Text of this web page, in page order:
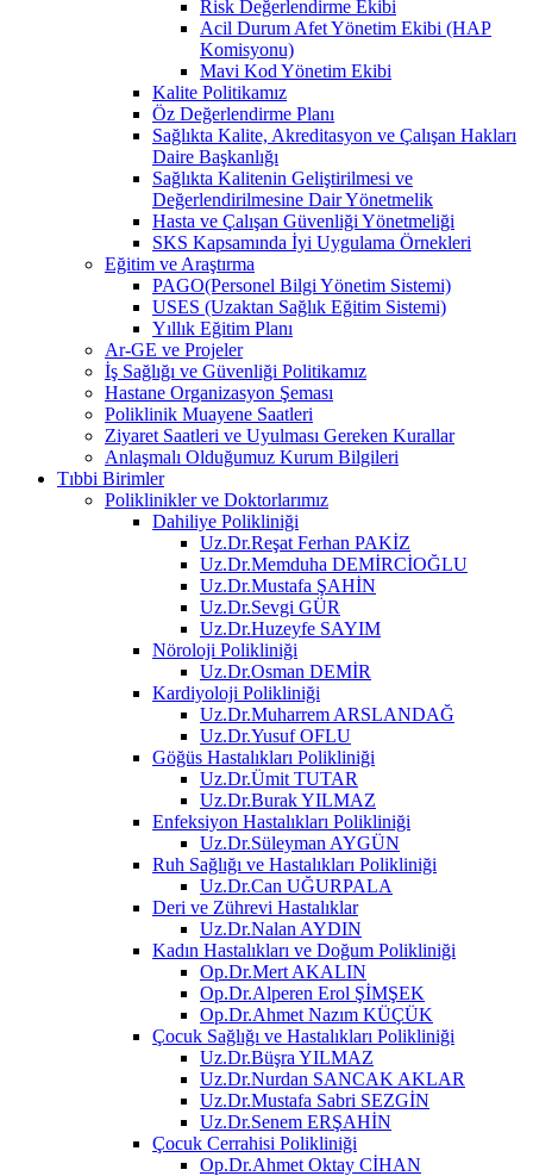
Risk Değerlendirme Ekibi
Acil Durum Afet Yönetim Ekibi (HAP
Komisyonu)
Mavi Kod Yönetim Ekibi
Kalite Politikamız
Öz Değerlendirme Planı
Sağlıkta Kalite, Akreditasyon ve Çalışan Hakları
Daire Başkanlığı
Sağlıkta Kalitenin Geliştirilmesi ve
Değerlendirilmesine Dair Yönetmelik
Hasta ve Çalışan Güvenliği Yönetmeliği
SKS Kapsamında İyi Uygulama Örnekleri
Eğitim ve Araştırma
PAGO(Personel Bilgi Yönetim Sistemi)
USES (Uzaktan Sağlık Eğitim Sistemi)
Yıllık Eğitim Planı
Ar-GE ve Projeler
İş Sağlığı ve Güvenliği Politikamız
Hastane Organizasyon Şeması
Poliklinik Muayene Saatleri
Ziyaret Saatleri ve Uyulması Gereken Kurallar
Anlaşmalı Olduğumuz Kurum Bilgileri
Tıbbi Birimler
Poliklinikler ve Doktorlarımız
Dahiliye Polikliniği
Uz.Dr.Reşat Ferhan PAKİZ
Uz.Dr.Memduha DEMİRCİOĞLU
Uz.Dr.Mustafa ŞAHİN
Uz.Dr.Sevgi GÜR
Uz.Dr.Huzeyfe SAYIM
Nöroloji Polikliniği
Uz.Dr.Osman DEMİR
Kardiyoloji Polikliniği
Uz.Dr.Muharrem ARSLANDAĞ
Uz.Dr.Yusuf OFLU
Göğüs Hastalıkları Polikliniği
Uz.Dr.Ümit TUTAR
Uz.Dr.Burak YILMAZ
Enfeksiyon Hastalıkları Polikliniği
Uz.Dr.Süleyman AYGÜN
Ruh Sağlığı ve Hastalıkları Polikliniği
Uz.Dr.Can UĞURPALA
Deri ve Zührevi Hastalıklar
Uz.Dr.Nalan AYDIN
Kadın Hastalıkları ve Doğum Polikliniği
Op.Dr.Mert AKALIN
Op.Dr.Alperen Erol ŞİMŞEK
Op.Dr.Ahmet Nazım KÜÇÜK
Çocuk Sağlığı ve Hastalıkları Polikliniği
Uz.Dr.Büşra YILMAZ
Uz.Dr.Nurdan SANCAK AKLAR
Uz.Dr.Mustafa Sabri SEZGİN
Uz.Dr.Senem ERŞAHİN
Çocuk Cerrahisi Polikliniği
Op.Dr.Ahmet Oktay CİHAN